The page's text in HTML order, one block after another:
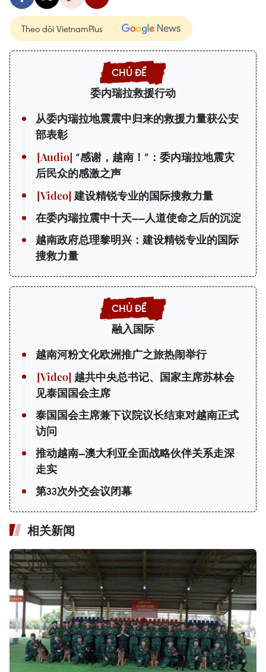
Theo dõi VietnamPlus
委内瑞拉救援行动
从委内瑞拉地震震中归来的救援力量获公安
部表彰
“感谢，越南！”：委内瑞拉地震灾
后民众的感激之声
建设精锐专业的国际搜救力量
在委内瑞拉震中十天——人道使命之后的沉淀
越南政府总理黎明兴：建设精锐专业的国际
搜救力量
融入国际
越南河粉文化欧洲推广之旅热闹举行
越共中央总书记、国家主席苏林会
见泰国国会主席
泰国国会主席兼下议院议长结束对越南正式
访问
推动越南—澳大利亚全面战略伙伴关系走深
走实
第33次外交会议闭幕
相关新闻